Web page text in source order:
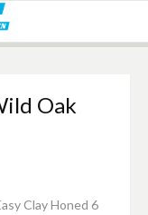
Oak
Clay Honed 6